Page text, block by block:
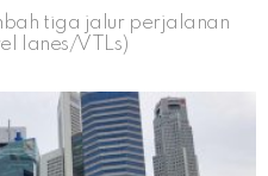
tiga jalur perjalanan
lanes/VTLs)